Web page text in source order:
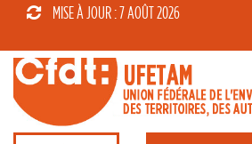
MISE À JOUR : 7 AOÛT 2026